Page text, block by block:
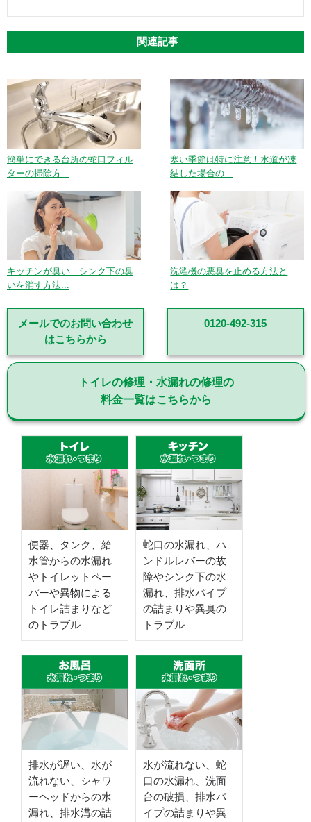
関連記事
簡単にできる台所の蛇口フィル
ターの掃除方...
寒い季節は特に注意！水道が凍
結した場合の...
キッチンが臭い…シンク下の臭
いを消す方法...
洗濯機の悪臭を止める方法と
は？
メールでのお問い合わせ
はこちらから
0120-492-315
トイレの修理・水漏れの修理の
料金一覧はこちらから
便器、タンク、給
水管からの水漏れ
やトイレットペー
パーや異物による
トイレ詰まりなど
のトラブル
蛇口の水漏れ、ハ
ンドルレバーの故
障やシンク下の水
漏れ、排水パイプ
の詰まりや異臭の
トラブル
排水が遅い、水が
流れない、シャワ
ーヘッドからの水
漏れ、排水溝の詰
水が流れない、蛇
口の水漏れ、洗面
台の破損、排水パ
イプの詰まりや異